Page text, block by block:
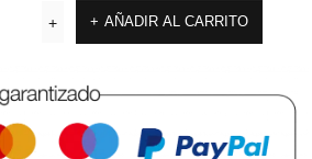
AÑADIR AL CARRITO